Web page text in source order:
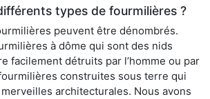
types de fourmilières ?
peuvent être dénombrés.
à dôme qui sont des nids
facilement détruits par l’homme ou par
construites sous terre qui
architecturales. Nous avons